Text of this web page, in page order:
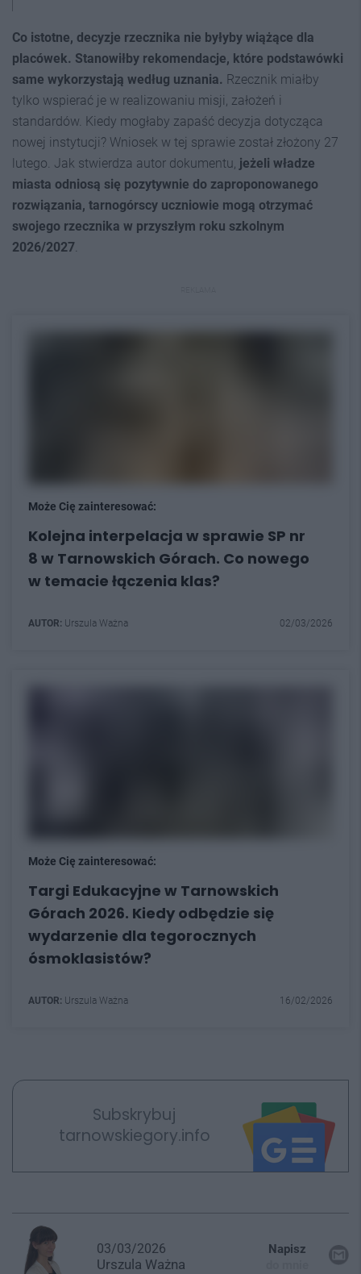
Co istotne, decyzje rzecznika nie byłyby wiążące dla
placówek. Stanowiłby rekomendacje, które podstawówki
same wykorzystają według uznania. Rzecznik miałby
tylko wspierać je w realizowaniu misji, założeń i
standardów. Kiedy mogłaby zapaść decyzja dotycząca
nowej instytucji? Wniosek w tej sprawie został złożony 27
lutego. Jak stwierdza autor dokumentu, jeżeli władze
miasta odniosą się pozytywnie do zaproponowanego
rozwiązania, tarnogórscy uczniowie mogą otrzymać
swojego rzecznika w przyszłym roku szkolnym
2026/2027
Może Cię zainteresować:
Kolejna interpelacja w sprawie SP nr
8 w Tarnowskich Górach. Co nowego
w temacie łączenia klas?
AUTOR: Urszula Ważna 02/03/2026
Może Cię zainteresować:
Targi Edukacyjne w Tarnowskich
Górach 2026. Kiedy odbędzie się
wydarzenie dla tegorocznych
ósmoklasistów?
AUTOR: Urszula Ważna 16/02/2026
Subskrybuj
tarnowskiegory.info
03/03/2026
Urszula Ważna
Napisz